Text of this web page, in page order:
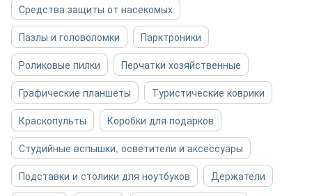
Средства защиты от насекомых
Пазлы и головоломки
Парктроники
Роликовые пилки
Перчатки хозяйственные
Графические планшеты
Туристические коврики
Краскопульты
Коробки для подарков
Студийные вспышки, осветители и аксессуары
Подставки и столики для ноутбуков
Держатели